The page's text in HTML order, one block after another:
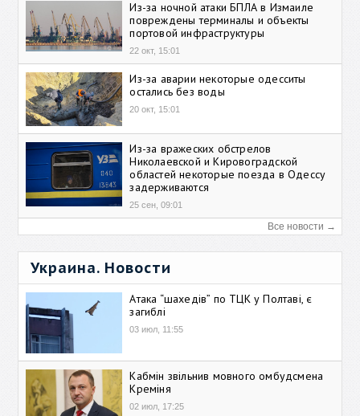
Из-за ночной атаки БПЛА в Измаиле
повреждены терминалы и объекты
портовой инфраструктуры
22 окт, 15:01
Из-за аварии некоторые одесситы
остались без воды
20 окт, 15:01
Из-за вражеских обстрелов
Николаевской и Кировоградской
областей некоторые поезда в Одессу
задерживаются
25 сен, 09:01
Все новости →
Украина. Новости
Атака “шахедів” по ТЦК у Полтаві, є
загиблі
03 июл, 11:55
Кабмін звільнив мовного омбудсмена
Креміня
02 июл, 17:25